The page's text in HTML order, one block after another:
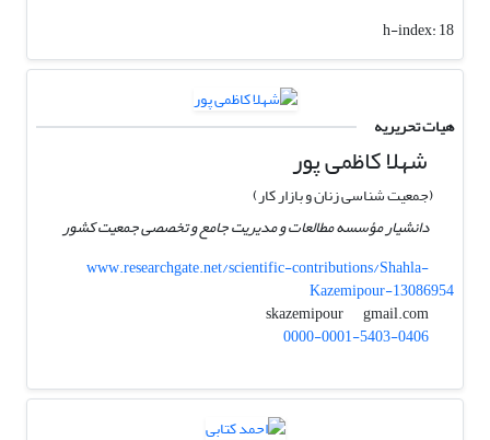
h-index:18
هیات تحریریه
شهلا کاظمی پور
(جمعیت شناسی زنان و بازار کار)
دانشیار مؤسسه مطالعات و مدیریت جامع و تخصصی جمعیت کشور
www.researchgate.net/scientific-contributions/Shahla-
Kazemipour-13086954
skazemipour
gmail.com
0000-0001-5403-0406